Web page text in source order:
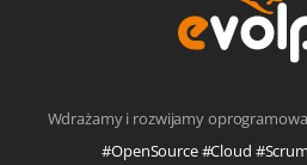
Wdrażamy i rozwijamy
#OpenSource #Cloud